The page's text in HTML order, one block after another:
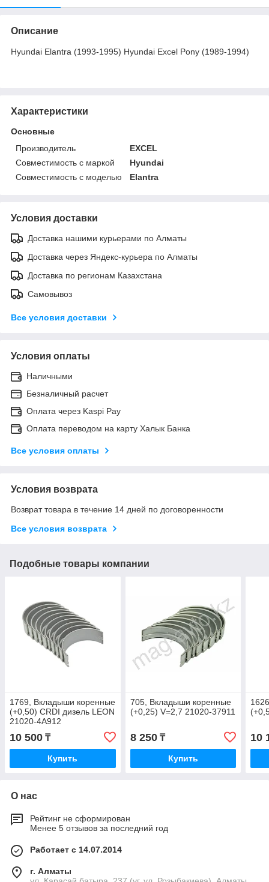
Описание
Hyundai Elantra (1993-1995) Hyundai Excel Pony (1989-1994)
Характеристики
Основные
Производитель
EXCEL
Совместимость с маркой
Hyundai
Совместимость с моделью
Elantra
Условия доставки
Доставка нашими курьерами по Алматы
Доставка через Яндекс-курьера по Алматы
Доставка по регионам Казахстана
Самовывоз
Все условия доставки
Условия оплаты
Наличными
Безналичный расчет
Оплата через Kaspi Pay
Оплата переводом на карту Халык Банка
Все условия оплаты
Условия возврата
Возврат товара в течение 14 дней по договоренности
Все условия возврата
Подобные товары компании
1769, Вкладыши коренные
(+0,50) CRDI дизель LEON
21020-4A912
10 500 ₸
Купить
705, Вкладыши коренные
(+0,25) V=2,7 21020-37911
8 250₸
Купить
10
О нас
Рейтинг не сформирован
Менее 5 отзывов за последний год
Работает с 14.07.2014
г. Алматы